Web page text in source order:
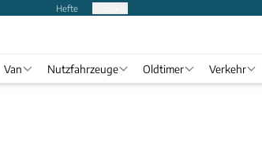
Hefte
Van Nutzfahrzeuge Oldtimer Verkehr